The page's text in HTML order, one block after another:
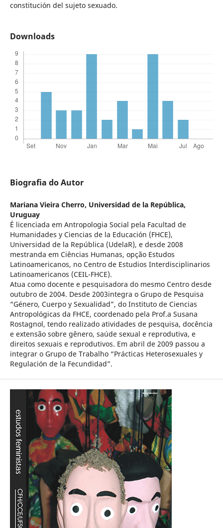
constitución del sujeto sexuado.
Downloads
Biografia do Autor
Mariana Vieira Cherro, Universidad de la República,
Uruguay
É licenciada em Antropologia Social pela Facultad de
Humanidades y Ciencias de la Educación (FHCE),
Universidad de la República (UdelaR), e desde 2008
mestranda em Ciências Humanas, opção Estudos
Latinoamericanos, no Centro de Estudios Interdisciplinarios
Latinoamericanos (CEIL-FHCE).
Atua como docente e pesquisadora do mesmo Centro desde
outubro de 2004. Desde 2003integra o Grupo de Pesquisa
“Género, Cuerpo y Sexualidad”, do Instituto de Ciencias
Antropológicas da FHCE, coordenado pela Prof.a Susana
Rostagnol, tendo realizado atividades de pesquisa, docência
e extensão sobre gênero, saúde sexual e reprodutiva, e
direitos sexuais e reprodutivos. Em abril de 2009 passou a
integrar o Grupo de Trabalho “Prácticas Heterosexuales y
Regulación de la Fecundidad”.